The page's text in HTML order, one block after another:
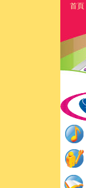
首頁